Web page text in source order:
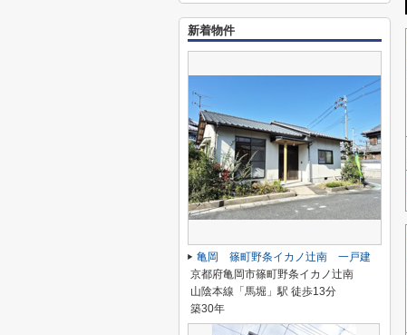
新着物件
亀岡 篠町野条イカノ辻南 一戸建
京都府亀岡市篠町野条イカノ辻南
山陰本線「馬堀」駅 徒歩13分
築30年